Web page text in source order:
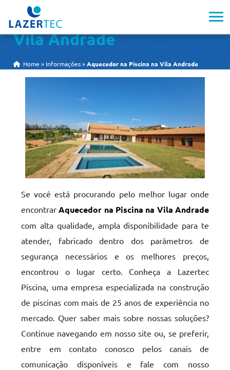
Aquecedor na Piscina na
Vila Andrade
Home » Informações »Aquecedor na Piscina na Vila Andrade
Se você está procurando pelo melhor lugar onde
encontrarAquecedor na Piscina na Vila Andrade
com alta qualidade, ampla disponibilidade para te
atender, fabricado dentro dos parâmetros de
segurança necessários e os melhores preços,
encontrou o lugar certo. Conheça a Lazertec
Piscina, uma empresa especializada na construção
de piscinas com mais de 25 anos de experiência no
mercado. Quer saber mais sobre nossas soluções?
Continue navegando em nosso site ou, se preferir,
entre em contato conosco pelos canais de
comunicação disponíveis e fale com nosso